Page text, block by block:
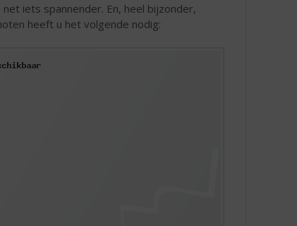
iets spannender. En, heel bijzonder,
heeft u het volgende nodig: